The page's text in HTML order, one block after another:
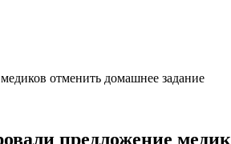
отменить домашнее задание
предложение